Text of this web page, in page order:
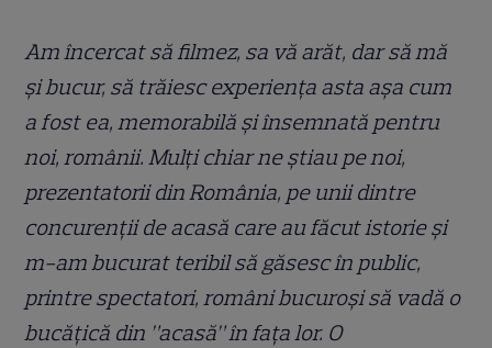
Am încercat să filmez, sa vă arăt, dar să mă
și bucur, să trăiesc experiența asta așa cum
a fost ea, memorabilă și însemnată pentru
noi, românii. Mulți chiar ne știau pe noi,
prezentatorii din România, pe unii dintre
concurenții de acasă care au făcut istorie și
m-am bucurat teribil să găsesc în public,
printre spectatori, români bucuroși să vadă o
bucățică din ”acasă” în fața lor. O